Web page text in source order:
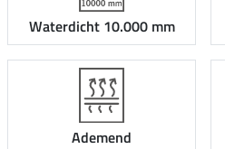
Waterdicht 10.000 mm
Ademend